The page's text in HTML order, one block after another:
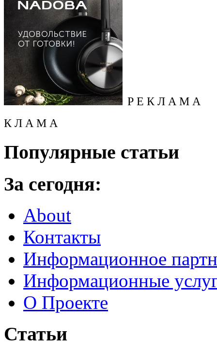
Р Е К Л А М А
К Л А М А
Популярные статьи
За сегодня:
About
Контакты
Информационное
Информационные
О Проекте
Статьи